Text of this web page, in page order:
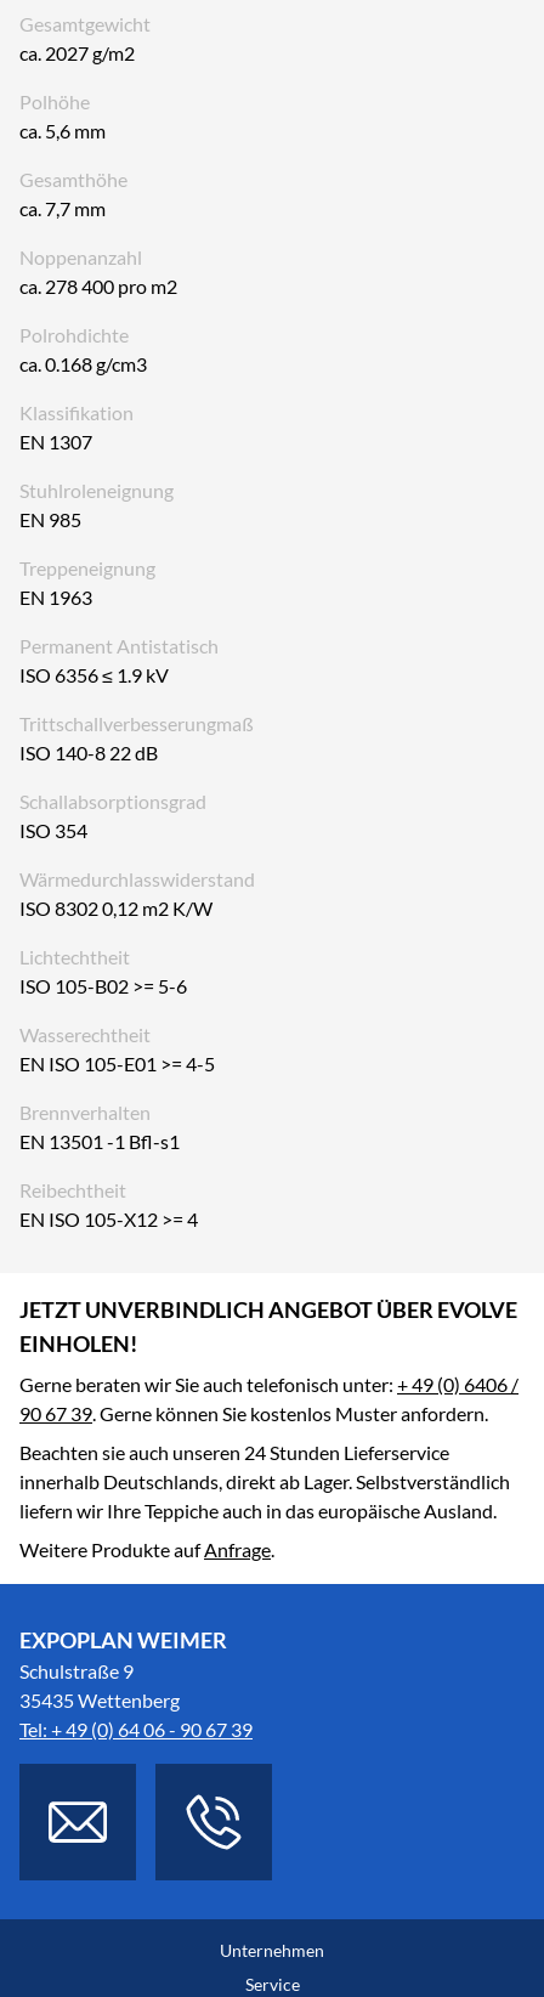
Gesamtgewicht
ca. 2027 g/m2
Polhöhe
ca. 5,6 mm
Gesamthöhe
ca. 7,7 mm
Noppenanzahl
ca. 278 400 pro m2
Polrohdichte
ca. 0.168 g/cm3
Klassifikation
EN 1307
Stuhlroleneignung
EN 985
Treppeneignung
EN 1963
Permanent Antistatisch
ISO 6356 ≤ 1.9 kV
Trittschallverbesserungmaß
ISO 140-8 22 dB
Schallabsorptionsgrad
ISO 354
Wärmedurchlasswiderstand
ISO 8302 0,12 m2 K/W
Lichtechtheit
ISO 105-B02 >= 5-6
Wasserechtheit
EN ISO 105-E01 >= 4-5
Brennverhalten
EN 13501 -1 Bfl-s1
Reibechtheit
EN ISO 105-X12 >= 4
JETZT UNVERBINDLICH ANGEBOT ÜBER EVOLVE
EINHOLEN!
Gerne beraten wir Sie auch telefonisch unter: + 49 (0) 6406 /
90 67 39. Gerne können Sie kostenlos Muster anfordern.
Beachten sie auch unseren 24 Stunden Lieferservice
innerhalb Deutschlands, direkt ab Lager. Selbstverständlich
liefern wir Ihre Teppiche auch in das europäische Ausland.
Weitere Produkte aufAnfrage.
EXPOPLAN WEIMER
Schulstraße 9
35435 Wettenberg
Tel: + 49 (0) 64 06 - 90 67 39
Unternehmen
Service